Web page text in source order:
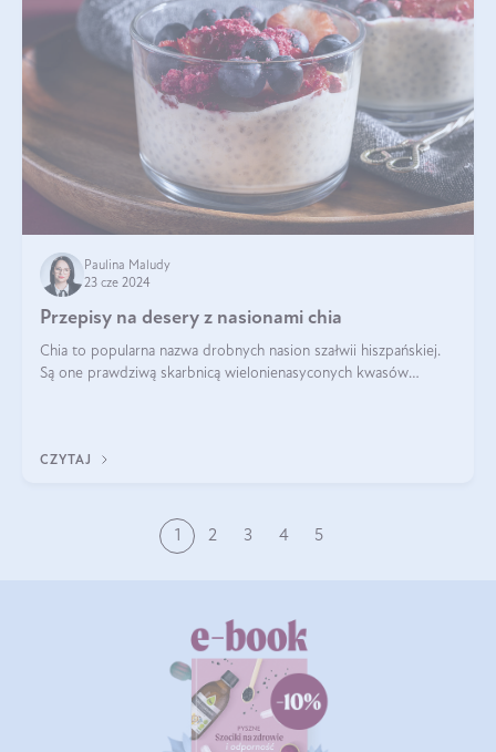
Paulina Maludy
23 cze 2024
Przepisy na desery z nasionami chia
Chia to popularna nazwa drobnych nasion szałwii hiszpańskiej.
Są one prawdziwą skarbnicą wielonienasyconych kwasów
CZYTAJ
1 2 3 4 5